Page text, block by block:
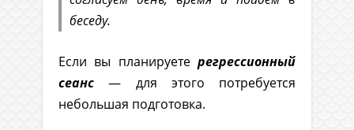
беседу.
Если вы планируете регрессионный
сеанс — для этого потребуется
небольшая подготовка.